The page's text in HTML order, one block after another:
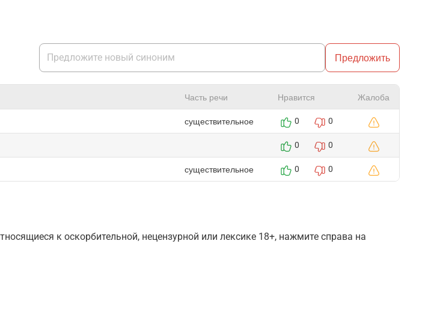
Предложить
Часть речи Нравится Жалоба
существительное 0 0
0 0
существительное 0 0
к оскорбительной, нецензурной или лексике 18+, нажмите справа на